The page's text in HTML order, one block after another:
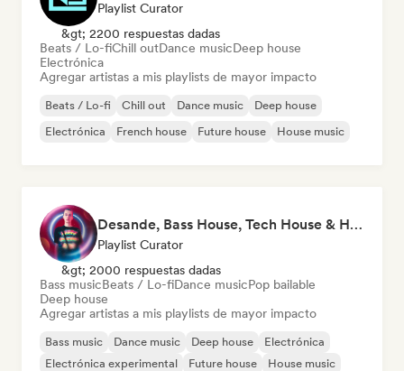
Playlist Curator
&gt; 2200 respuestas dadas
Beats / Lo-fiChill outDance musicDeep house
Electrónica
Agregar artistas a mis playlists de mayor impacto
Beats / Lo-fi Chill out Dance music
Deep house
Electrónica
French house Future house House music
Desande, Bass House, Tech House & House 2021
Playlist Curator
&gt; 2000 respuestas dadas
Bass musicBeats / Lo-fiDance musicPop bailable
Deep house
Agregar artistas a mis playlists de mayor impacto
Bass music Dance music Deep house
Electrónica
Electrónica experimental
Future house
House music